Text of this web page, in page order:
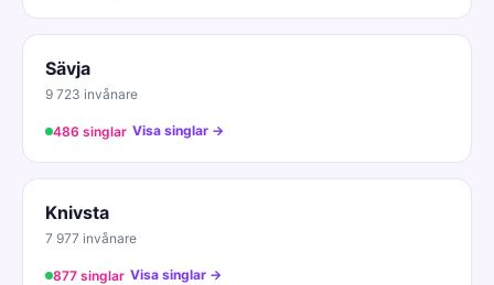
Sävja
9 723 invånare
486 singlar Visa singlar →
Knivsta
7 977 invånare
877 singlar Visa singlar →